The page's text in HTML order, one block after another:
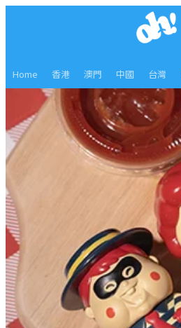
Home 香港 澳門 中國 台灣